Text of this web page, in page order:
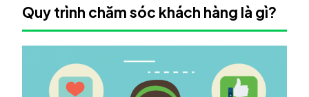
Quy trình chăm sóc khách hàng là gì?